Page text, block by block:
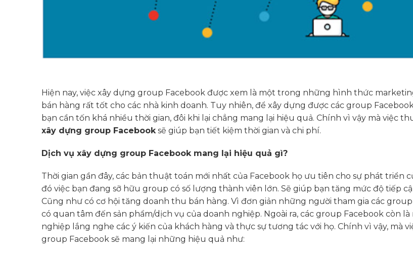
Hiện nay, việc xây dựng group Facebook được xem là một trong những hình thức
bán hàng rất tốt cho các nhà kinh doanh. Tuy nhiên, để xây dựng được các group
bạn cần tốn khá nhiều thời gian, đôi khi lại chẳng mang lại hiệu quả. Chính vì vậy mà việc
xây dựng group Facebook sẽ giúp bạn tiết kiệm thời gian và chi phí.
Dịch vụ xây dựng group Facebook mang lại hiệu quả gì?
Thời gian gần đây, các bản thuật toán mới nhất của Facebook họ ưu tiên cho sự phát triển
đó việc bạn đang sỡ hữu group có số lượng thành viên lớn. Sẽ giúp bạn tăng mức độ tiếp
Cũng như có cơ hội tăng doanh thu bán hàng. Vì đơn giản những người tham gia các
có quan tâm đến sản phẩm/dịch vụ của doanh nghiệp. Ngoài ra, các group Facebook còn là
nghiệp lắng nghe các ý kiến của khách hàng và thực sự tương tác với họ. Chính vì vậy, mà
group Facebook sẽ mang lại những hiệu quả như: